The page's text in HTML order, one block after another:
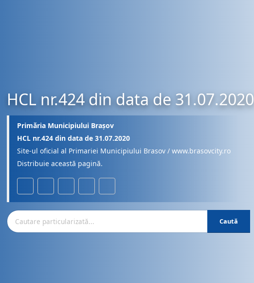
HCL nr.424 din data de 31.07.2020
Primăria Municipiului Brașov
HCL nr.424 din data de 31.07.2020
Site-ul oficial al Primariei Municipiului Brasov / www.brasovcity.ro
Distribuie această pagină.
Caută